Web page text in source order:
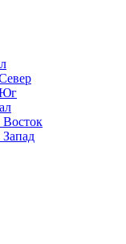
Юг
Восток
Запад